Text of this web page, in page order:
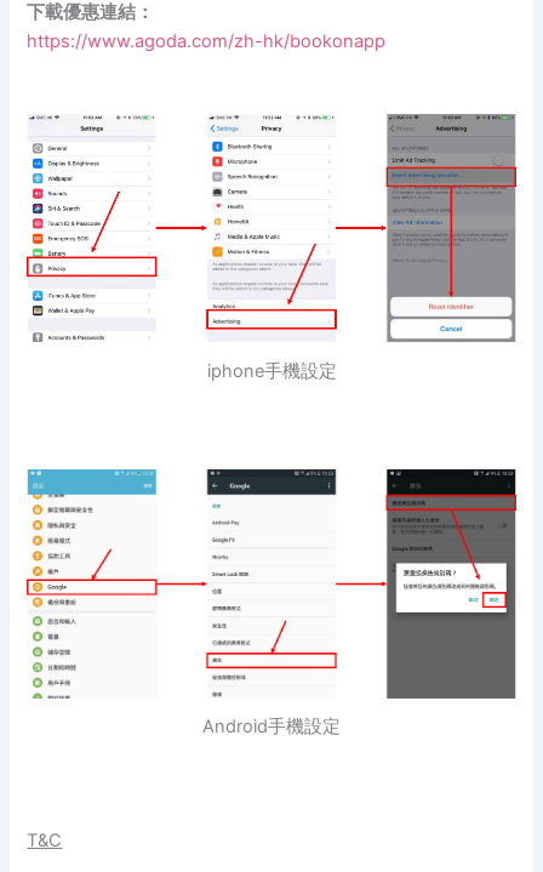
下載優惠連結：
https://www.agoda.com/zh-hk/bookonapp
iphone手機設定
Android手機設定
T&C